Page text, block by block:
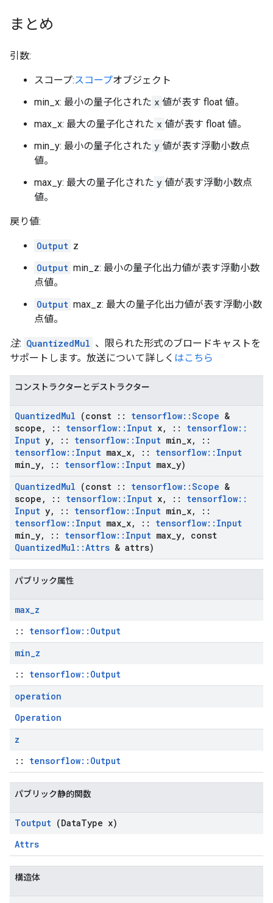
まとめ
引数:
スコープ:スコープオブジェクト
min_x: 最小の量子化された x 値が表す float 値。
max_x: 最大の量子化された x 値が表す float 値。
min_y: 最小の量子化された y 値が表す浮動小数点
値。
max_y: 最大の量子化された y 値が表す浮動小数点
値。
戻り値:
Output z
Output min_z: 最小の量子化出力値が表す浮動小数
点値。
Output max_z: 最大の量子化出力値が表す浮動小数
点値。
注: QuantizedMul 、限られた形式のブロードキャストを
サポートします。放送について詳しく はこちら
コンストラクターとデストラクター
QuantizedMul (const :: tensorflow::Scope &
scope , :: tensorflow:: Input x, :: tensorflow::
Input y, :: tensorflow:: Input min x,
::
tensorflow:: Input max x, :: tensorflow:: Input
min y, :: tensorflow:: Input max y)
QuantizedMul (const :: tensorflow::Scope &
scope , :: tensorflow:: Input x, :: tensorflow::
Input y, :: tensorflow:: Input min x,
::
tensorflow:: Input max x, :: tensorflow:: Input
min y, :: tensorflow:: Input max y,
const
QuantizedMul ::Attrs & attrs)
パブリック属性
max_z
:: tensorflow::Output
min_z
:: tensorflow::Output
operation
Operation
z
:: tensorflow::Output
パブリック静的関数
Toutput (DataType x)
Attrs
構造体